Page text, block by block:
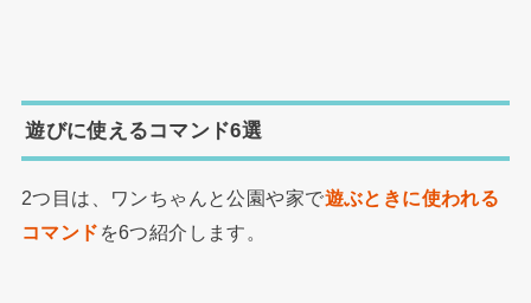
遊びに使えるコマンド6選
2つ目は、ワンちゃんと公園や家で遊ぶときに使われる
コマンド を6つ紹介します。